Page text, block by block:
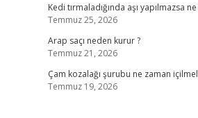
Kedi tırmaladığında aşı yapılmazsa
Temmuz 25, 2026
Arap saçı neden kurur ?
Temmuz 21, 2026
Çam kozalağı şurubu ne zaman
Temmuz 19, 2026